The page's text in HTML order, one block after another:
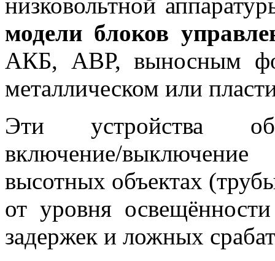
модели блоков
АКБ, АВР, выносным
металлическом или
Эти устройства
включение/
высотных объектах
от уровня
задержек и ложных